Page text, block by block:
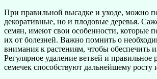
При правильной высадке и уходе, можно
декоративные, но и плодовые деревья.
семян, имеют свои особенности, которые
их от болезней. Важно помнить о
внимания к растениям, чтобы обеспечить
Регулярное удаление ветвей и правильное
семечек способствуют дальнейшему